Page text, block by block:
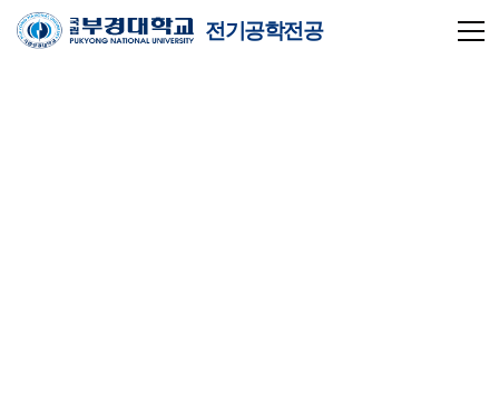
전기공학전공